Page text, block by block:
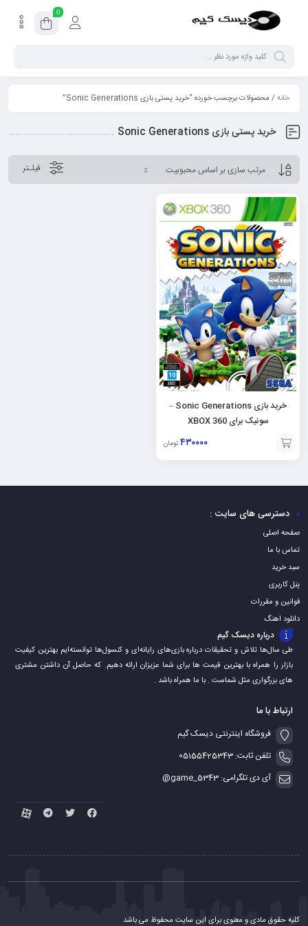
0
خانه/ محصولات برچسب خورده “خرید پستی بازی Sonic Generations”
خرید پستی بازی Sonic Generations
فیلـتر
خرید بازی Sonic Generations –
سونیک برای XBOX 360
۴۳۰۰۰۰ تومان
افزودن
به
دسترسی های سایت :
صفحه اصلی
تماس با ما
سبد خرید
پنل کاربری
قوانین و مقررات
دانلود اهنگ
درباره دیسک گیم
طی سال‌ها تلاش و تحقیقات درباره بازی‌های رایانه‌ای و کنسول‌ها توانسته‌ایم بهترین کیفیت
بازار را همراه با بهترین قیمت ها برای شما عزیزان ارائه دهیم. که حاصل آن داشتن مشتری
های بزرگواری مثل شماست . با ما همراه باشد .
ارتباط با ما
فروشگاه اینترنتی دیسک گیم
تلفن ثابت: 05155425343
آی دی تلگرامی: game_5343@
کلیه حقوق مادی و معنوی برای این سایت محفوظ می باشد